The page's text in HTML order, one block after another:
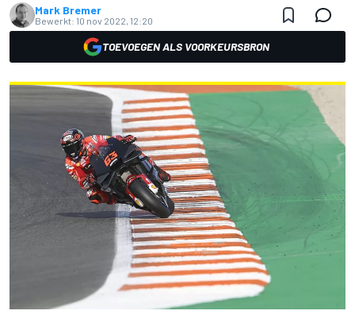
Mark Bremer
Bewerkt: 10 nov 2022, 12:20
TOEVOEGEN ALS VOORKEURSBRON